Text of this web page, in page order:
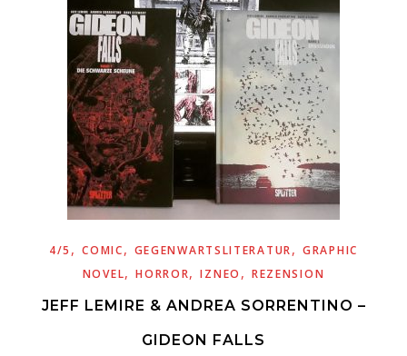
4/5 ,COMIC, GEGENWARTSLITERATUR, GRAPHIC
NOVEL,HORROR,IZNEO , REZENSION
JEFF LEMIRE & ANDREA SORRENTINO –
GIDEON FALLS